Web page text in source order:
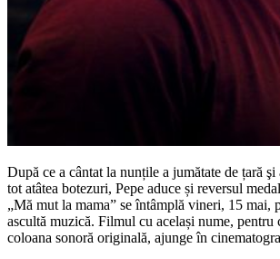
După ce a cântat la nunțile a jumătate de țară
tot atâtea botezuri, Pepe aduce și reversul
„Mă mut la mama” se întâmplă vineri, 15 mai,
ascultă muzică. Filmul cu același nume, pentru
coloana sonoră originală, ajunge în